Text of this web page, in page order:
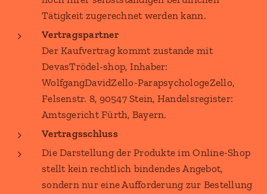
Tätigkeit zugerechnet werden kann.
Vertragspartner
Der Kaufvertrag kommt zustande mit
DevasTrödel-shop, Inhaber:
WolfgangDavidZello-ParapsychologeZello,
Felsenstr. 8, 90547 Stein, Handelsregister:
Amtsgericht Fürth, Bayern.
Vertragsschluss
Die Darstellung der Produkte im Online-Shop
stellt kein rechtlich bindendes Angebot,
sondern nur eine Aufforderung zur Bestellung